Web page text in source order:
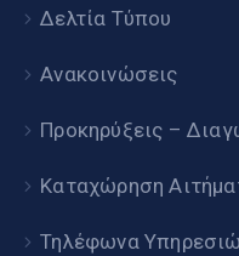
Δελτία Τύπου
Ανακοινώσεις
Προκηρύξεις –
Καταχώρηση
Τηλέφωνα